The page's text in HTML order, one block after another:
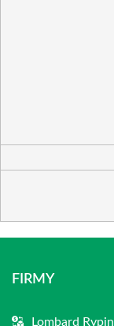
FIRMY
Lombard Rypin